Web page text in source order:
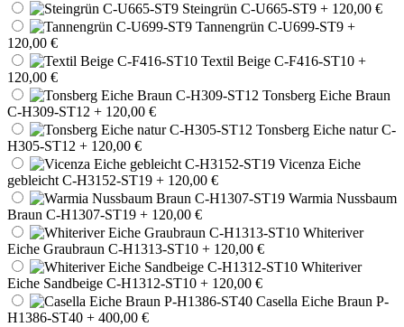
Steingrün C-U665-ST9 + 120,00 €
Tannengrün C-U699-ST9 +
120,00 €
Textil Beige C-F416-ST10 +
120,00 €
Tonsberg Eiche Braun
C-H309-ST12 + 120,00 €
Tonsberg Eiche natur C-
H305-ST12 + 120,00 €
Vicenza Eiche
gebleicht C-H3152-ST19 + 120,00 €
Warmia Nussbaum
Braun C-H1307-ST19 + 120,00 €
Whiteriver
Eiche Graubraun C-H1313-ST10 + 120,00 €
Whiteriver
Eiche Sandbeige C-H1312-ST10 + 120,00 €
Casella Eiche Braun P-
H1386-ST40 + 400,00 €